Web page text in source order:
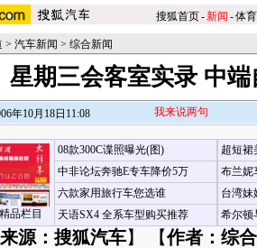
搜狐首页-新闻 -体育
> 汽车新闻 > 综合新闻
星期三会客室实录 中
年10月18日11:08 我来说两句
品栏目
08款300C谍照曝光(图)
中非论坛奔驰E专车降价5万
六款家用旅行车您选谁
天语SX4 全系车型购买推荐
超短裙
布兰妮
台湾妹
希尔顿
来源：搜狐汽车】 【作者：综